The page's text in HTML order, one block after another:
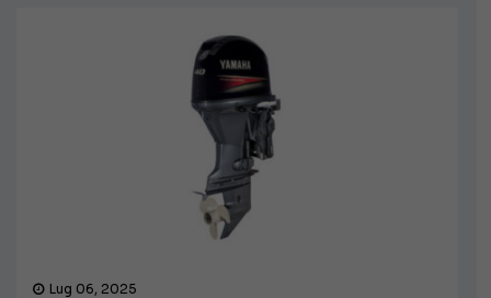
Lug 06, 2025